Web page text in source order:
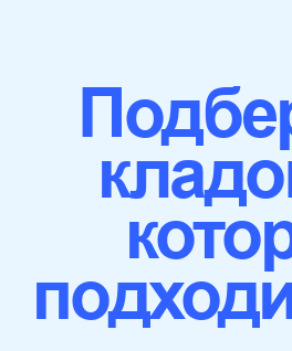
Волгоградский
с вами
Уже рядом